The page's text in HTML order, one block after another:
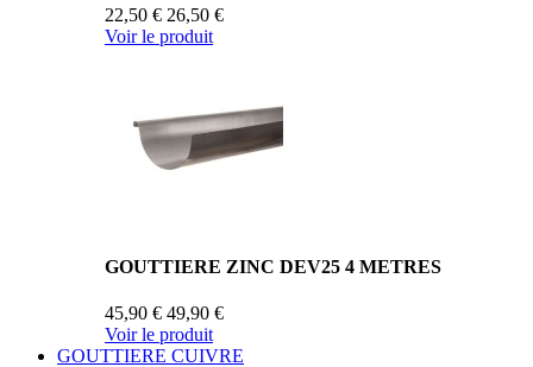
22,50 € 26,50 €
Voir le produit
GOUTTIERE ZINC DEV25 4 METRES
45,90 € 49,90 €
Voir le produit
GOUTTIERE CUIVRE